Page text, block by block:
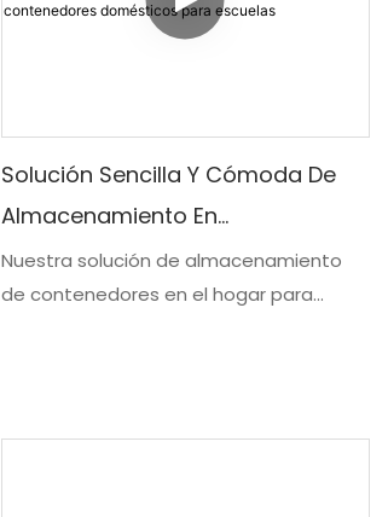
Solución Sencilla Y Cómoda De
Almacenamiento En
Contenedores Domésticos Para
Escuelas
Nuestra solución de almacenamiento
de contenedores en el hogar para